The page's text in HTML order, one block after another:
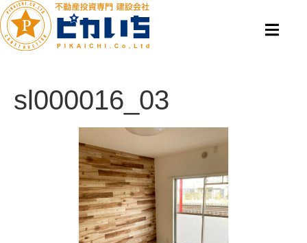
sl000016_03